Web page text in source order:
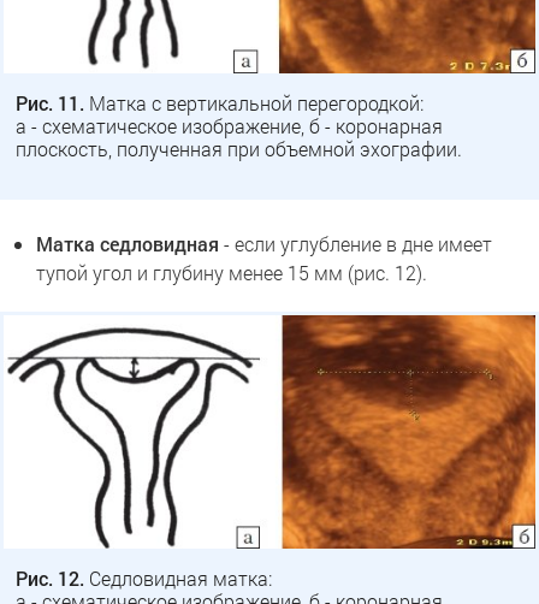
Рис. 11. Матка с вертикальной перегородкой:
а - схематическое изображение, б - коронарная
плоскость, полученная при объемной эхографии.
Матка седловидная - если углубление в дне имеет
тупой угол и глубину менее 15 мм (рис. 12).
Рис. 12. Седловидная матка: